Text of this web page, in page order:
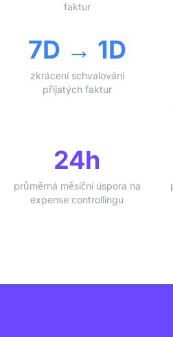
faktur
7D → 1D
zkrácení schvalování
přijatých faktur
24h
průměrná měsíční úspora na
expense controllingu